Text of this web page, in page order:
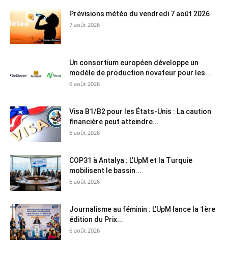
Prévisions météo du vendredi 7 août 2026
7 août 2026
Un consortium européen développe un
modèle de production novateur pour les...
6 août 2026
Visa B1/B2 pour les États-Unis : La caution
financière peut atteindre...
6 août 2026
COP31 à Antalya : L’UpM et la Turquie
mobilisent le bassin...
6 août 2026
Journalisme au féminin : L’UpM lance la 1ère
édition du Prix...
6 août 2026